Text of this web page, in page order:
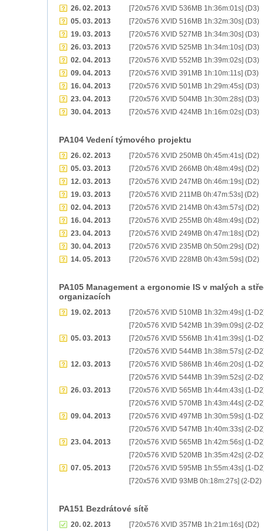
26. 02. 2013
[720x576 XVID 536MB 1h:36m:01s] (D3)
05. 03. 2013
[720x576 XVID 516MB 1h:32m:30s] (D3)
19. 03. 2013
[720x576 XVID 527MB 1h:34m:30s] (D3)
26. 03. 2013
[720x576 XVID 525MB 1h:34m:10s] (D3)
02. 04. 2013
[720x576 XVID 552MB 1h:39m:02s] (D3)
09. 04. 2013
[720x576 XVID 391MB 1h:10m:11s] (D3)
16. 04. 2013
[720x576 XVID 501MB 1h:29m:45s] (D3)
23. 04. 2013
[720x576 XVID 504MB 1h:30m:28s] (D3)
30. 04. 2013
[720x576 XVID 424MB 1h:16m:02s] (D3)
PA104 Vedení týmového projektu
26. 02. 2013
[720x576 XVID 250MB 0h:45m:41s] (D2)
05. 03. 2013
[720x576 XVID 266MB 0h:48m:49s] (D2)
12. 03. 2013
[720x576 XVID 247MB 0h:46m:19s] (D2)
19. 03. 2013
[720x576 XVID 211MB 0h:47m:53s] (D2)
02. 04. 2013
[720x576 XVID 214MB 0h:43m:57s] (D2)
16. 04. 2013
[720x576 XVID 255MB 0h:48m:49s] (D2)
23. 04. 2013
[720x576 XVID 249MB 0h:47m:18s] (D2)
30. 04. 2013
[720x576 XVID 235MB 0h:50m:29s] (D2)
14. 05. 2013
[720x576 XVID 228MB 0h:43m:59s] (D2)
PA105 Management a ergonomie IS v malých a
organizacích
19. 02. 2013
[720x576 XVID 510MB 1h:32m:49s] (1-
[720x576 XVID 542MB 1h:39m:09s] (2-
05. 03. 2013
[720x576 XVID 556MB 1h:41m:39s] (1-
[720x576 XVID 544MB 1h:38m:57s] (2-
12. 03. 2013
[720x576 XVID 586MB 1h:46m:20s] (1-
[720x576 XVID 544MB 1h:39m:52s] (2-
26. 03. 2013
[720x576 XVID 565MB 1h:44m:43s] (1-
[720x576 XVID 570MB 1h:43m:44s] (2-
09. 04. 2013
[720x576 XVID 497MB 1h:30m:59s] (1-
[720x576 XVID 547MB 1h:40m:33s] (2-
23. 04. 2013
[720x576 XVID 565MB 1h:42m:56s] (1-
[720x576 XVID 520MB 1h:35m:42s] (2-
07. 05. 2013
[720x576 XVID 595MB 1h:55m:43s] (1-
[720x576 XVID 93MB 0h:18m:27s] (2-D2)
PA151 Bezdrátové sítě
20. 02. 2013
[720x576 XVID 357MB 1h:21m:16s] (D2)